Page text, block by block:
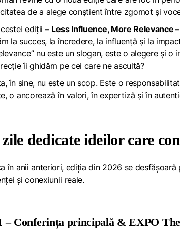
de a alege conștient între zgomot și
ediții – Less Influence, More Relevance –
la succes, la încredere, la influență și la
nu este un slogan, este o alegere și
îi ghidăm pe cei care ne ascultă?
în sine, nu este un scop. Este o
o ancorează în valori, în expertiză și în
dedicate ideilor care
în anii anteriori, ediția din 2026 se
și conexiunii reale.
– Conferința principală & EXPO